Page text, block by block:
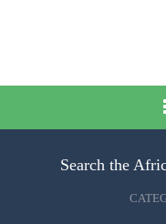
Search the